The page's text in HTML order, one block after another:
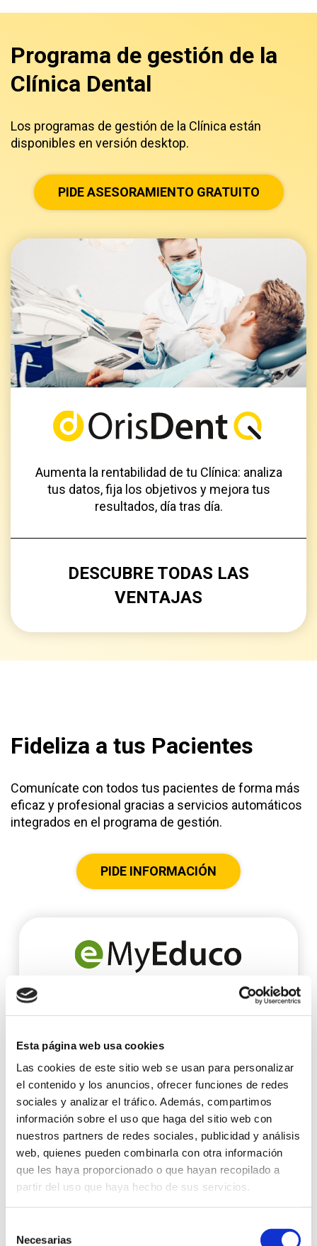
Esta página web usa cookies
Las cookies de este sitio web se usan para personalizar
el contenido y los anuncios, ofrecer funciones de redes
sociales y analizar el tráfico. Además, compartimos
información sobre el uso que haga del sitio web con
nuestros partners de redes sociales, publicidad y análisis
web, quienes pueden combinarla con otra información
que les haya proporcionado o que hayan recopilado a
partir del uso que haya hecho de sus servicios.
Necesarias
Programa de gestión de la
Clínica Dental
Los programas de gestión de la Clínica están
disponibles en versión desktop.
PIDE ASESORAMIENTO GRATUITO
Aumenta la rentabilidad de tu Clínica: analiza
tus datos, fija los objetivos y mejora tus
resultados, día tras día.
DESCUBRE TODAS LAS
VENTAJAS
Fideliza a tus Pacientes
Comunícate con todos tus pacientes de forma más
eficaz y profesional gracias a servicios automáticos
integrados en el programa de gestión.
PIDE INFORMACIÓN
Aumenta el número de presupuestos
aceptados.
DESCUBRE TODAS LAS
VENTAJAS